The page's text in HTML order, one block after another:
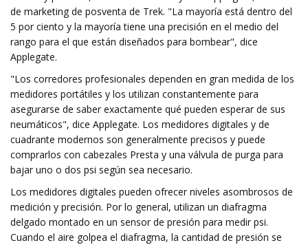
de marketing de posventa de Trek. "La mayoría está dentro del
5 por ciento y la mayoría tiene una precisión en el medio del
rango para el que están diseñados para bombear", dice
Applegate.
"Los corredores profesionales dependen en gran medida de los
medidores portátiles y los utilizan constantemente para
asegurarse de saber exactamente qué pueden esperar de sus
neumáticos", dice Applegate. Los medidores digitales y de
cuadrante modernos son generalmente precisos y puede
comprarlos con cabezales Presta y una válvula de purga para
bajar uno o dos psi según sea necesario.
Los medidores digitales pueden ofrecer niveles asombrosos de
medición y precisión. Por lo general, utilizan un diafragma
delgado montado en un sensor de presión para medir psi.
Cuando el aire golpea el diafragma, la cantidad de presión se